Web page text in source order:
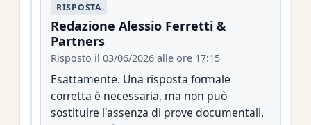
RISPOSTA
Redazione Alessio Ferretti &
Partners
Risposto il 03/06/2026 alle ore 17:15
Esattamente. Una risposta formale
corretta è necessaria, ma non può
sostituire l'assenza di prove documentali.